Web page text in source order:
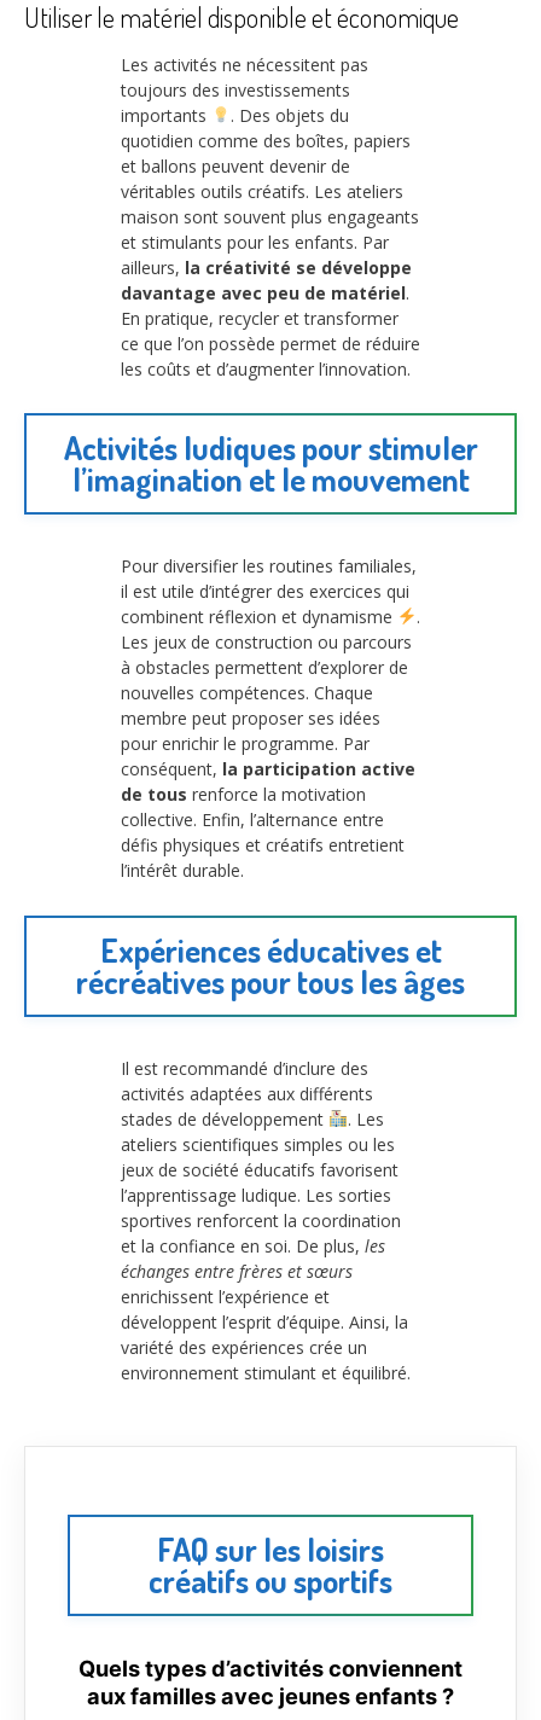
Utiliser le matériel disponible et économique
Les activités ne nécessitent pas
toujours des investissements
importants
. Des objets du
quotidien comme des boîtes, papiers
et ballons peuvent devenir de
véritables outils créatifs. Les ateliers
maison sont souvent plus engageants
et stimulants pour les enfants. Par
ailleurs, la créativité se développe
davantage avec peu de matériel.
En pratique, recycler et transformer
ce que l’on possède permet de réduire
les coûts et d’augmenter l’innovation.
Activités ludiques pour stimuler
l’imagination et le mouvement
Pour diversifier les routines familiales,
il est utile d’intégrer des exercices qui
combinent réflexion et dynamisme
.
Les jeux de construction ou parcours
à obstacles permettent d’explorer de
nouvelles compétences. Chaque
membre peut proposer ses idées
pour enrichir le programme. Par
conséquent, la participation active
de tous renforce la motivation
collective. Enfin, l’alternance entre
défis physiques et créatifs entretient
l’intérêt durable.
Expériences éducatives et
récréatives pour tous les âges
Il est recommandé d’inclure des
activités adaptées aux différents
stades de développement
. Les
ateliers scientifiques simples ou les
jeux de société éducatifs favorisent
l’apprentissage ludique. Les sorties
sportives renforcent la coordination
et la confiance en soi. De plus, les
échanges entre frères et sœurs
enrichissent l’expérience et
développent l’esprit d’équipe. Ainsi, la
variété des expériences crée un
environnement stimulant et équilibré.
FAQ sur les loisirs
créatifs ou sportifs
Quels types d’activités conviennent
aux familles avec jeunes enfants ?